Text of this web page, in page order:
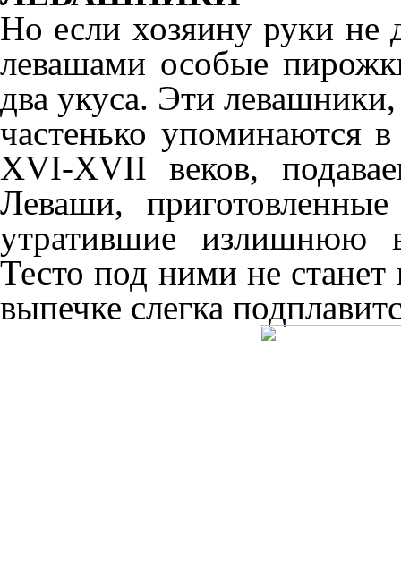
Но если хозяину руки не
левашами особые
два укуса. Эти
частенько упоминаются
XVI-XVII веков,
Леваши,
утратившие излишнюю
Тесто под ними не
выпечке слегка